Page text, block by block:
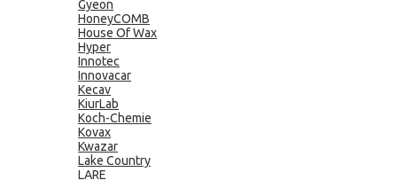
Gyeon
HoneyCOMB
House Of Wax
Hyper
Innotec
Innovacar
Kecav
KiurLab
Koch-Chemie
Kovax
Kwazar
Lake Country
LARE